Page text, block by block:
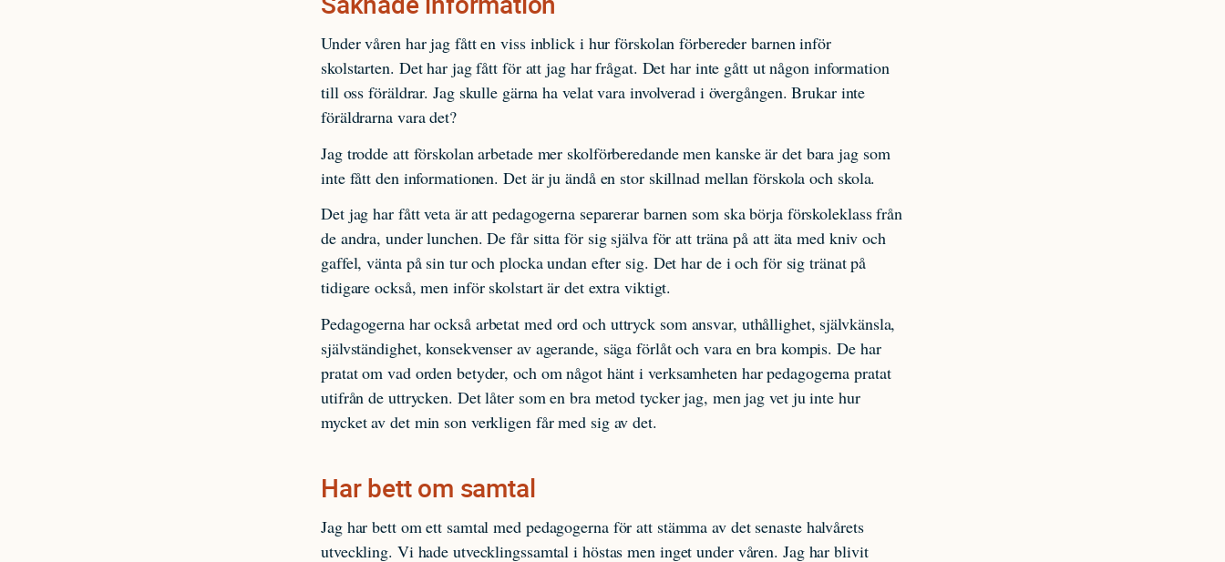
Under våren har jag fått en viss inblick i hur förskolan förbereder barnen inför
skolstarten. Det har jag fått för att jag har frågat. Det har inte gått ut någon information
till oss föräldrar. Jag skulle gärna ha velat vara involverad i övergången. Brukar inte
föräldrarna vara det?
Jag trodde att förskolan arbetade mer skolförberedande men kanske är det bara jag som
inte fått den informationen. Det är ju ändå en stor skillnad mellan förskola och skola.
Det jag har fått veta är att pedagogerna separerar barnen som ska börja förskoleklass från
de andra, under lunchen. De får sitta för sig själva för att träna på att äta med kniv och
gaffel, vänta på sin tur och plocka undan efter sig. Det har de i och för sig tränat på
tidigare också, men inför skolstart är det extra viktigt.
Pedagogerna har också arbetat med ord och uttryck som ansvar, uthållighet, självkänsla,
självständighet, konsekvenser av agerande, säga förlåt och vara en bra kompis. De har
pratat om vad orden betyder, och om något hänt i verksamheten har pedagogerna pratat
utifrån de uttrycken. Det låter som en bra metod tycker jag, men jag vet ju inte hur
mycket av det min son verkligen får med sig av det.
Har bett om samtal
Jag har bett om ett samtal med pedagogerna för att stämma av det senaste halvårets
utveckling. Vi hade utvecklingssamtal i höstas men inget under våren. Jag har blivit